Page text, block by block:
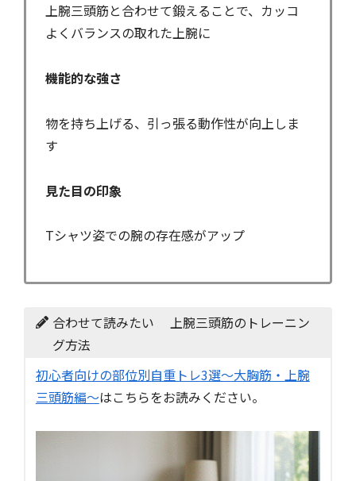
上腕三頭筋と合わせて鍛えることで、カッコ
よくバランスの取れた上腕に
機能的な強さ
物を持ち上げる、引っ張る動作性が向上しま
す
見た目の印象
Tシャツ姿での腕の存在感がアップ
合わせて読みたい 上腕三頭筋のトレーニン
グ方法
初心者向けの部位別自重トレ3選〜大胸筋・上腕
三頭筋編〜はこちらをお読みください。